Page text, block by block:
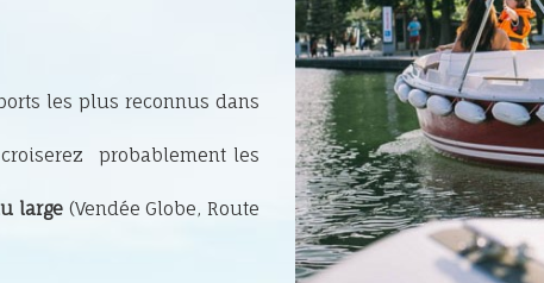
les plus reconnus dans
probablement les
large(Vendée Globe, Route